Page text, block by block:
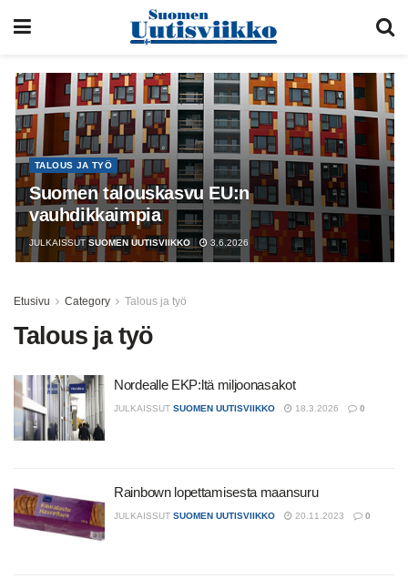
TALOUS JA TYÖ
Suomen talouskasvu EU:n
vauhdikkaimpia
JULKAISSUT SUOMEN UUTISVIIKKO 3.6.2026
Etusivu Category Talous ja työ
Talous ja työ
Nordealle EKP:ltä miljoonasakot
JULKAISSUT SUOMEN UUTISVIIKKO 18.3.2026 0
Rainbown lopettamisesta maansuru
JULKAISSUT SUOMEN UUTISVIIKKO 20.11.2023 0